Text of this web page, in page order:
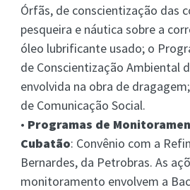
Órfãs, de conscientização das
pesqueira e náutica sobre a
óleo lubrificante usado; o
de Conscientização Ambiental
envolvida na obra de
de Comunicação Social.
• Programas de
Cubatão: Convênio com a
Bernardes, da Petrobras. As
monitoramento envolvem a